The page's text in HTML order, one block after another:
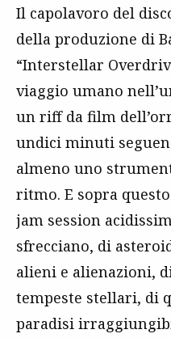
Il capolavoro del
della produzione di
“Interstellar
viaggio umano
un riff da film
undici minuti
almeno uno
ritmo. E sopra
jam session
sfrecciano, di
alieni e alienazioni,
tempeste stellari, di
paradisi